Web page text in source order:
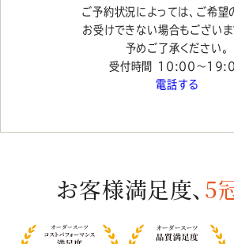
ご予約状況によっては、ご希望
お受けできない場合もございま
予めご了承ください。
受付時間 10:00〜
電話する
客
お客様満足度、 5